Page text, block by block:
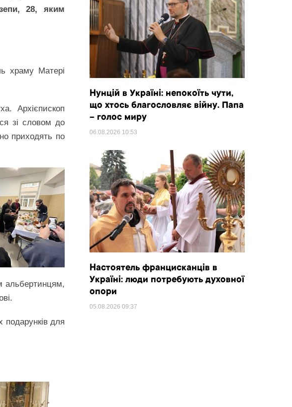
28, яким
храму Матері
Архієпископ
зі словом до
приходять по
альбертинцям,
подарунків для
Нунцій в Україні: непокоїть чути,
що хтось благословляє війну. Папа
– голос миру
06.08.2026 10:53
Настоятель францисканців в
Україні: люди потребують духовної
опори
05.08.2026 09:37